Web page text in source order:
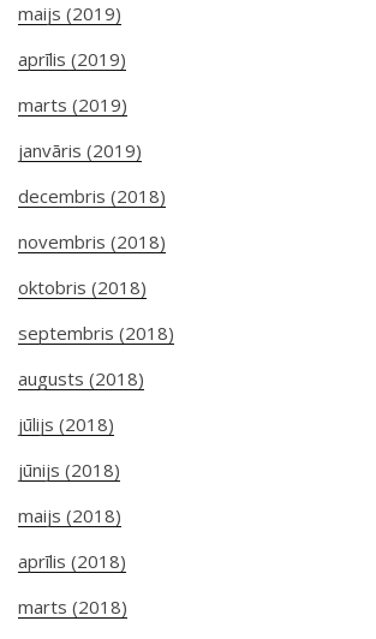
maijs (2019)
aprīlis (2019)
marts (2019)
janvāris (2019)
decembris (2018)
novembris (2018)
oktobris (2018)
septembris (2018)
augusts (2018)
jūlijs (2018)
jūnijs (2018)
maijs (2018)
aprīlis (2018)
marts (2018)